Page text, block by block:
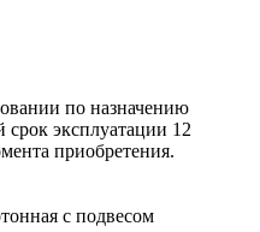
по назначению
срок эксплуатации 12
приобретения.
с подвесом